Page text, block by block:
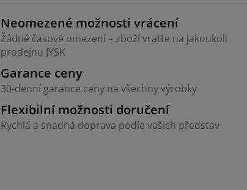
Neomezené možnosti vrácení
Žádné časové omezení – zboží vraťte na jakoukoli
prodejnu JYSK
Garance ceny
30-denní garance ceny na všechny výrobky
Flexibilní možnosti doručení
Rychlá a snadná doprava podle vašich představ